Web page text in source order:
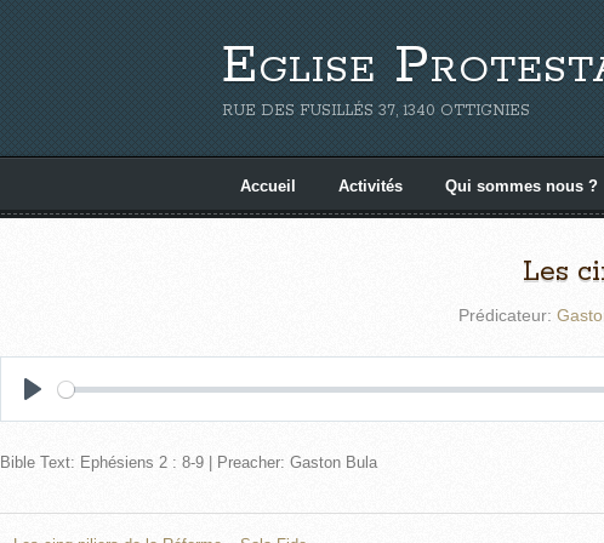
Eglise
RUE DES FUSILLÉS 37, 1340 OTTIGNIES
Accueil Activités Qui sommes nous ?
Les
Prédicateur:
a
Bible Text: Ephésiens 2 : 8-9 | Preacher: Gaston Bula